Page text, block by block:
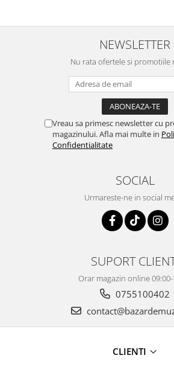
NEWSLETTER
Nu rata ofertele si promotiile
Vreau sa primesc newsletter cu
magazinului. Afla mai multe in
Confidentialitate
SOCIAL
Urmareste-ne in social
SUPORT
Orar magazin online
0755100402
CLIENTI